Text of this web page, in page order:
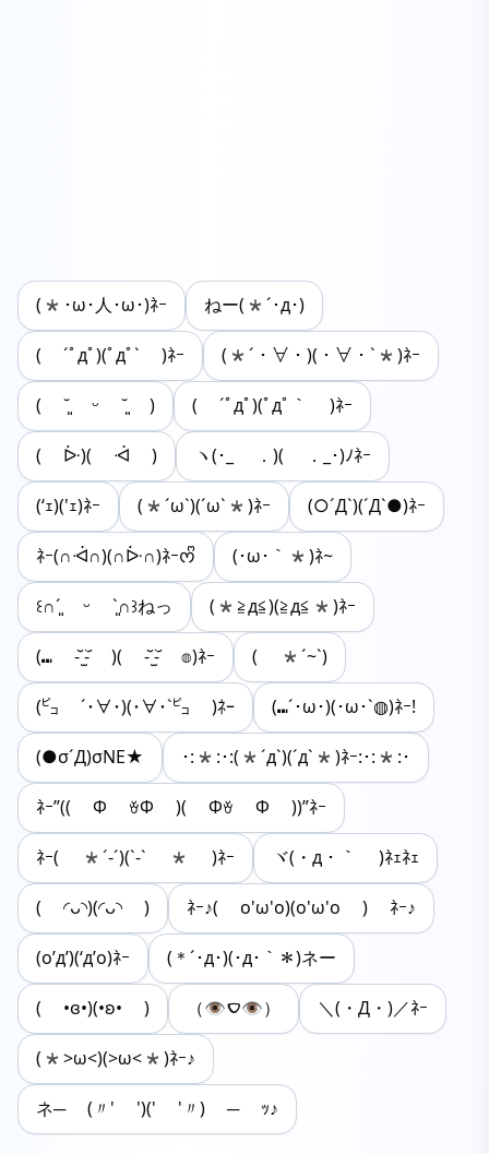
(*･ω･人･ω･)ﾈｰ ねー(*´･д･)
( ´ﾟдﾟ)(ﾟдﾟ` )ﾈｰ (*´・∀・)(・∀・`*)ﾈｰ
( ˘͈ ᵕ ˘͈ ) ( ´ﾟдﾟ)(ﾟдﾟ｀ )ﾈｰ
( ᐕ)( ᐙ ) ヽ(･_ ．)( ．_･)ﾉﾈｰ
(‘ｪ)('ｪ)ﾈｰ (*´ω`)(´ω`*)ﾈｰ (○´Д`)(´Д`●)ﾈｰ
ﾈｰ(∩ᐙ∩)(∩ᐕ∩)ﾈｰᰔᩚ (･ω･｀*)ﾈ~
꒰∩´͈ ᵕ `͈∩꒱ねっ (*≧д≦)(≧д≦*)ﾈｰ
(⑉ -᷅ ̫̈-᷄ )( -᷅ ̫̈-᷄ ◍)ﾈｰ ( *´~`)
(㌰ ´･∀･)(･∀･`㌰ )ﾈｰ (⑉´･ω･)(･ω･`◍)ﾈｰ!
(●σ´Д)σNE★ ･:*:･:(*´д`)(´д`*)ﾈｰ:･:*:･
ﾈｰ”(( Φ ꈊΦ )( Φꈊ Φ ))”ﾈｰ
ﾈｰ( *´-´)(`-` * )ﾈｰ ヾ(・д・｀ )ﾈｪﾈｪ
( ◜ᴗ◝)(◜ᴗ◝ ) ﾈｰ♪( o'ω'o)(o'ω'o ) ﾈｰ♪
(o’д’)(‘д’o)ﾈｰ (＊´･д･)(･д･｀＊)ネー
( •ɞ•)(•ʚ• ) （👁‎‎ࠏ👁） ＼(・Д・)／ﾈｰ
(*>ω<)(>ω<*)ﾈｰ♪
ネ─ (〃' ')(' '〃) ─ ｯ♪